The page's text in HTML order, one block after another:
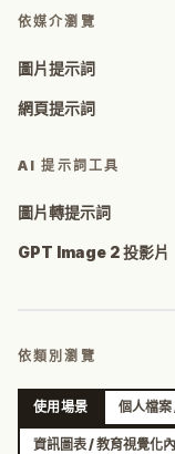
依媒介瀏覽
圖片提示詞
網頁提示詞
AI 提示詞工具
圖片轉提示詞
GPT Image 2 投影片
依類別瀏覽
使用場景 個人檔案
資訊圖表 / 教育視覺化